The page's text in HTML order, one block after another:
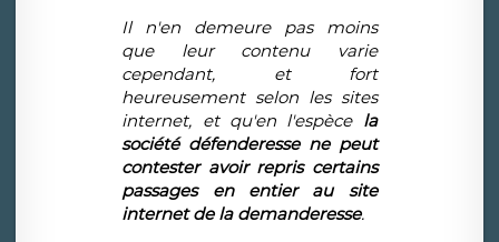
Il n'en demeure pas moins
que leur contenu varie
cependant, et fort
heureusement selon les sites
internet, et qu'en l'espèce la
sociétédéfenderesse ne peut
contester avoir repris certains
passages en entier au site
internet de la demanderesse.